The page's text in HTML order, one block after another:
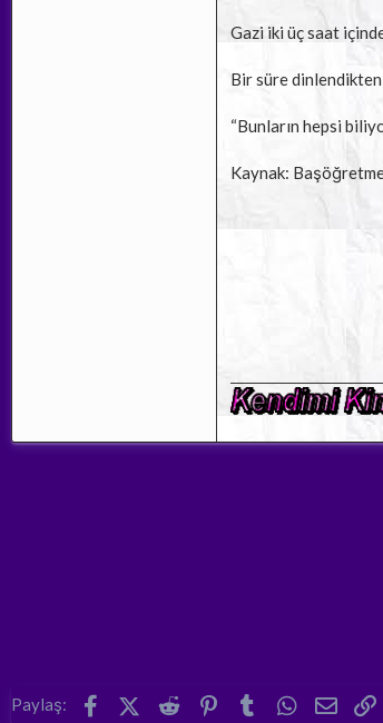
Gazi iki üç saat
Bir süre
“Bunların hepsi
Kaynak:
Paylaş: FacebookX (Twitter)
Reddit Pinterest
Tumblr WhatsApp
E-